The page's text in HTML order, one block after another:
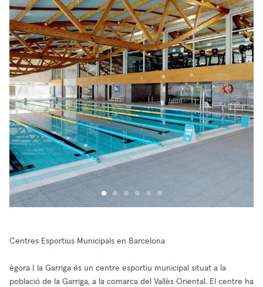
Centres Esportius Municipals en Barcelona
ègora | la Garriga és un centre esportiu municipal situat a la
població de la Garriga, a la comarca del Vallès Oriental. El centre ha